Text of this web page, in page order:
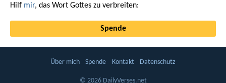
Hilf mir, das Wort Gottes zu verbreiten:
Spende
Über mich Spende Kontakt Datenschutz
© 2026 DailyVerses.net